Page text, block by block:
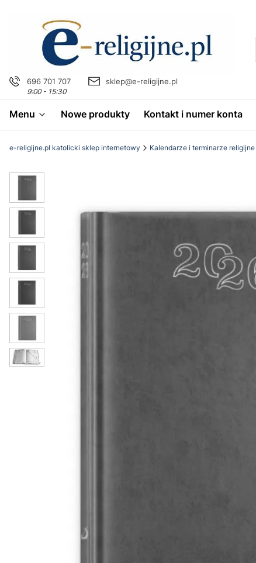
696 701 707
9:00 - 15:30
sklep@e-religijne.pl
Menu Nowe produkty Kontakt i numer konta
e-religijne.pl katolicki sklep internetowy Kalendarze i terminarze religijne